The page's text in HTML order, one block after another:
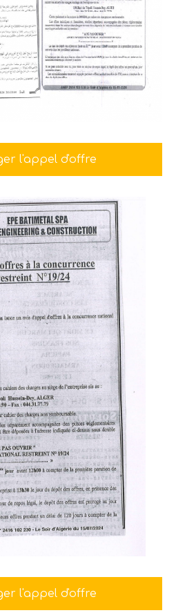
l'appel d'offre
l'appel d'offre